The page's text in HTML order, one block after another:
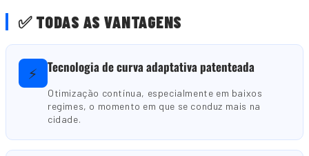
✅ TODAS AS VANTAGENS
⚡ Tecnologia de curva adaptativa patenteada
Otimização contínua, especialmente em baixos
regimes, o momento em que se conduz mais na
cidade.